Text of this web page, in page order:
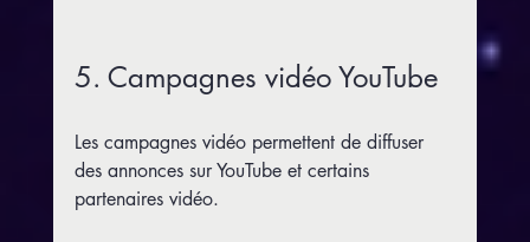
5. Campagnes vidéo YouTube
Les campagnes vidéo permettent de diffuser
des annonces sur YouTube et certains
partenaires vidéo.